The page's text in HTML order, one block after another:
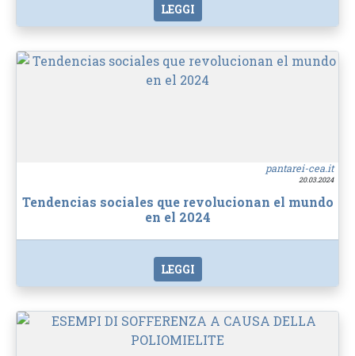
LEGGI
pantarei-cea.it
20.03.2024
Tendencias sociales que revolucionan el mundo
en el 2024
LEGGI